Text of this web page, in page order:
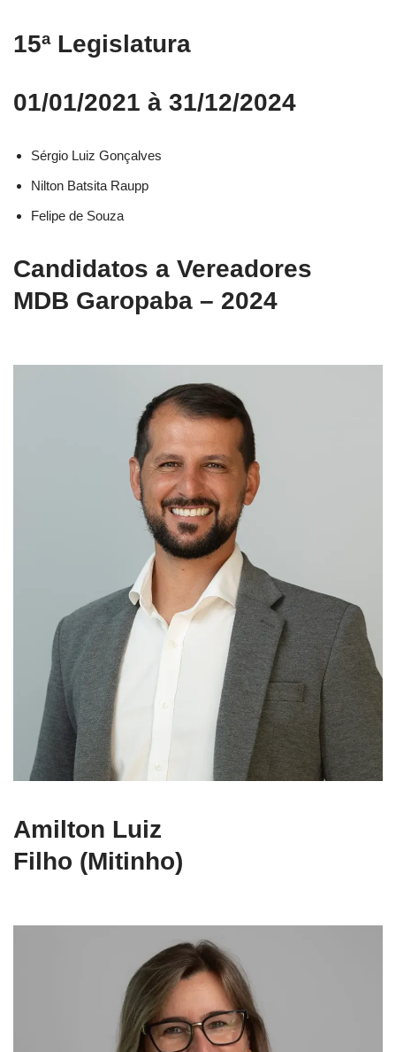
15ª Legislatura
01/01/2021 à 31/12/2024
Sérgio Luiz Gonçalves
Nilton Batsita Raupp
Felipe de Souza
Candidatos a Vereadores
MDB Garopaba – 2024
Amilton Luiz
Filho (Mitinho)